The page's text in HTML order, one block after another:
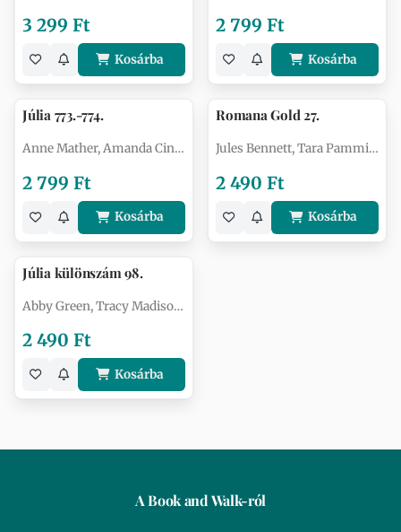
3 299 Ft
Kosárba
2 799 Ft
Kosárba
Júlia 773.-774.
Anne Mather, Amanda Cinelli
2 799 Ft
Kosárba
Romana Gold 27.
Jules Bennett, Tara Pammi, Amanda …
2 490 Ft
Kosárba
Júlia különszám 98.
Abby Green, Tracy Madison, Amanda …
2 490 Ft
Kosárba
A Book and Walk-ról